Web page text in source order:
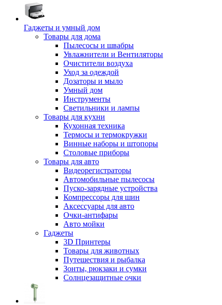
Гаджеты и умный дом
Товары для дома
Пылесосы и швабры
Увлажнители и Вентиляторы
Очистители воздуха
Уход за одеждой
Дозаторы и мыло
Умный дом
Инструменты
Светильники и лампы
Товары для кухни
Кухонная техника
Термосы и термокружки
Винные наборы и штопоры
Столовые приборы
Товары для авто
Видеорегистраторы
Автомобильные пылесосы
Пуско-зарядные устройства
Компрессоры для шин
Аксессуары для авто
Очки-антифары
Авто мойки
Гаджеты
3D Принтеры
Товары для животных
Путешествия и рыбалка
Зонты, рюкзаки и сумки
Солнцезащитные очки